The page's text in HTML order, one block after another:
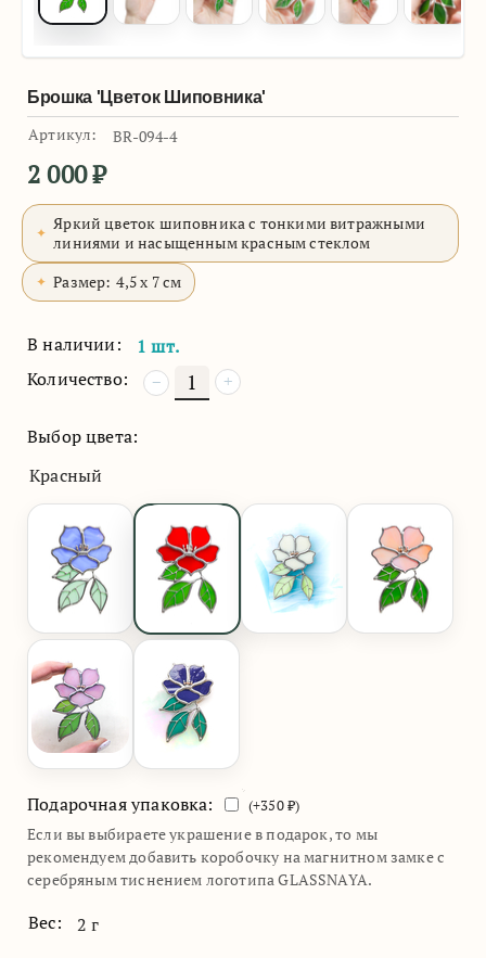
Брошка 'Цветок Шиповника'
Артикул: BR-094-4
2 000₽
Яркий цветок шиповника с тонкими витражными
линиями и насыщенным красным стеклом
Размер: 4,5 x 7 см
В наличии:
1 шт.
Количество:
+
−
Выбор цвета:
Красный
Подарочная упаковка: (+350₽)
Если вы выбираете украшение в подарок, то мы
рекомендуем добавить коробочку на магнитном замке с
серебряным тиснением логотипа GLASSNAYA.
Вес: 2 г